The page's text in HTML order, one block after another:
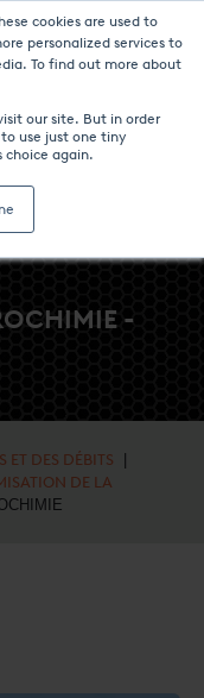
cookies are used to
personalized services to
To find out more about
our site. But in order
use just one tiny
choice again.
CARRIÈRES CONTACT
-
ET DES DÉBITS
DE LA